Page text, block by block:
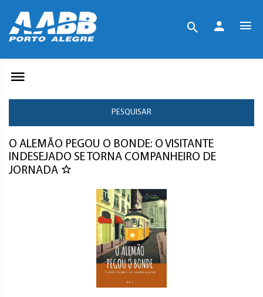
PESQUISAR
O ALEMÃO PEGOU O BONDE: O VISITANTE
INDESEJADO SE TORNA COMPANHEIRO DE
JORNADA